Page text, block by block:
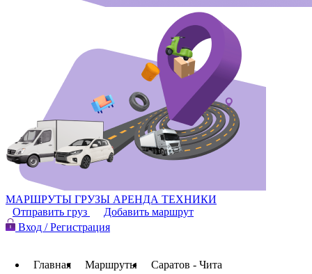
МАРШРУТЫ ГРУЗЫ АРЕНДА ТЕХНИКИ
Отправить груз
Добавить маршрут
Вход / Регистрация
Главная Маршруты Саратов - Чита